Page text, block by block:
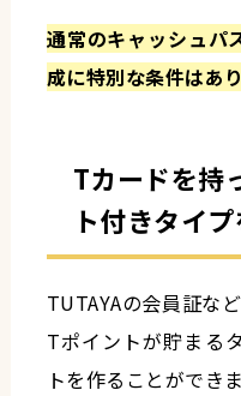
通常のキャッシュパ
成に特別な条件はあ
Tカードを持
ト付きタイ
TUTAYAの会員証な
Tポイントが貯まる
トを作ることができま